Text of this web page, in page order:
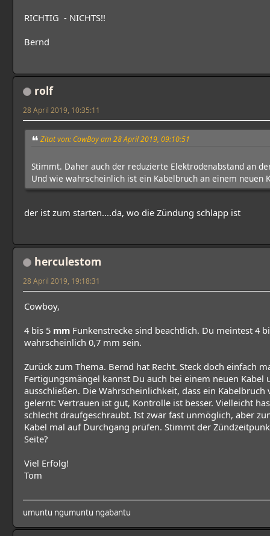
RICHTIG - NICHTS!!
Bernd
rolf
28 April 2019, 10:35:11
Zitat von: CowBoy am 28 April 2019, 09:10:51
Stimmt. Daher auch der reduzierte Elektrodenabstand an
Und wie wahrscheinlich ist ein Kabelbruch an einem neuen
der ist zum starten....da, wo die Zündung schlapp ist
herculestom
28 April 2019, 19:18:31
Cowboy,
4 bis 5 mm Funkenstrecke sind beachtlich. Du meintest 4
wahrscheinlich 0,7 mm sein.
Zurück zum Thema. Bernd hat Recht. Steck doch einfach
Fertigungsmängel kannst Du auch bei einem neuen Kabel
ausschließen. Die Wahrscheinlichkeit, dass ein
gelernt: Vertrauen ist gut, Kontrolle ist besser. Vielleicht
schlecht draufgeschraubt. Ist zwar fast unmöglich, aber
Kabel mal auf Durchgang prüfen. Stimmt der
Seite?
Viel Erfolg!
Tom
umuntu ngumuntu ngabantu